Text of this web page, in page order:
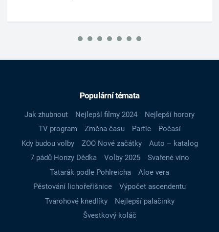
Populární témata
Jak zhubnout Nejlepší filmy 2024
Nejlepší horory
TV program
Změna času Partie
Počasí
Kdy budou volby
ZOO Nové začátky
Auto – katalog
7 pádů Honzy Dědka
Volby 2025
Svařené víno
Tatarák podle Pohlreicha
Aloe vera
Pěstování lichořeřišnice
Výpočet ascendentu
Tvarohové knedlíky
Nejlepší palačinky
Švestkový koláč